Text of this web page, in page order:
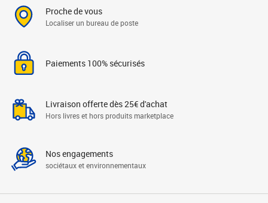
Proche de vous
Localiser un bureau de poste
Paiements 100% sécurisés
Livraison offerte dès 25€ d'achat
Hors livres et hors produits marketplace
Nos engagements
sociétaux et environnementaux